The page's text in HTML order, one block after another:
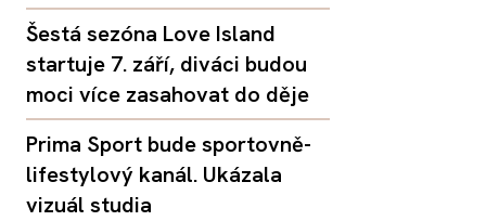
Šestá sezóna Love Island
startuje 7. září, diváci budou
moci více zasahovat do děje
Prima Sport bude sportovně-
lifestylový kanál. Ukázala
vizuál studia